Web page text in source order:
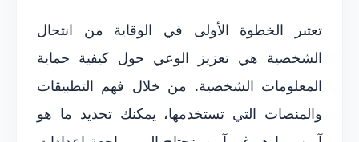
تعتبر الخطوة الأولى في الوقاية من انتحال
الشخصية هي تعزيز الوعي حول كيفية حماية
المعلومات الشخصية. من خلال فهم التطبيقات
والمنصات التي تستخدمها، يمكنك تحديد ما هو